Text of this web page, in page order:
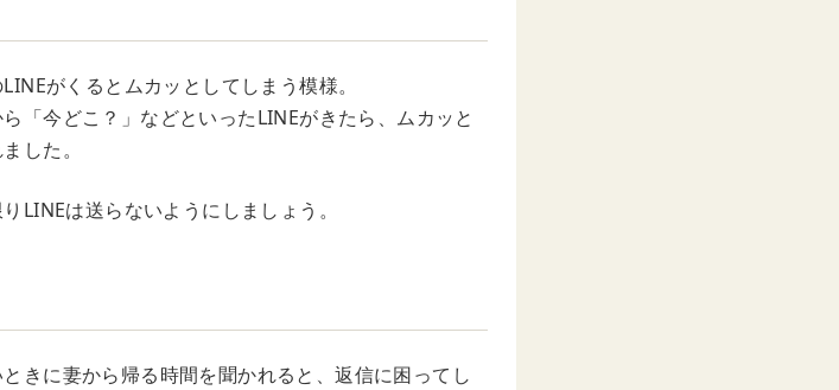
がくるとムカッとしてしまう模様。
「今どこ？」などといったLINEがきたら、ムカッと
した。
LINEは送らないようにしましょう。
きに妻から帰る時間を聞かれると、返信に困ってし